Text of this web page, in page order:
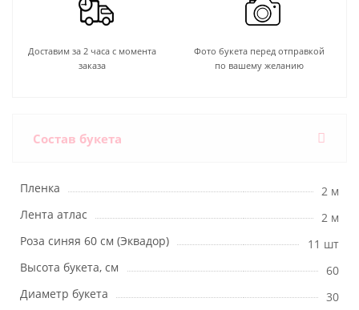
Доставим за 2 часа с момента
заказа
Фото букета перед отправкой
по вашему желанию
Состав букета
Пленка
2 м
Лента атлас
2 м
Роза синяя 60 см (Эквадор)
11 шт
Высота букета, см
60
Диаметр букета
30